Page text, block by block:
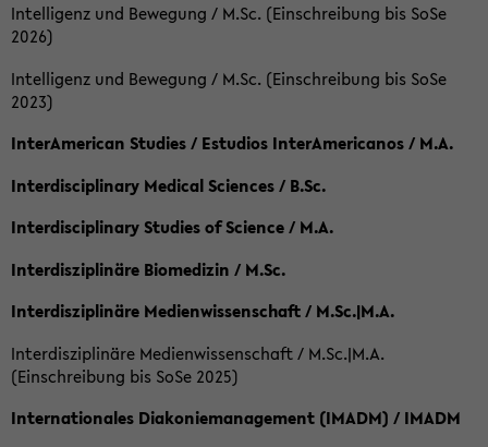
Intelligenz und Bewegung / M.Sc. (Einschreibung bis SoSe
2026)
Intelligenz und Bewegung / M.Sc. (Einschreibung bis SoSe
2023)
InterAmerican Studies / Estudios InterAmericanos / M.A.
Interdisciplinary Medical Sciences / B.Sc.
Interdisciplinary Studies of Science / M.A.
Interdisziplinäre Biomedizin / M.Sc.
Interdisziplinäre Medienwissenschaft / M.Sc.|M.A.
Interdisziplinäre Medienwissenschaft / M.Sc.|M.A.
(Einschreibung bis SoSe 2025)
Internationales Diakoniemanagement (IMADM) / IMADM